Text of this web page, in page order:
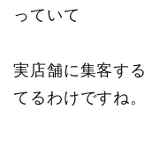
っていて
実店舗に集客す
てるわけですね。